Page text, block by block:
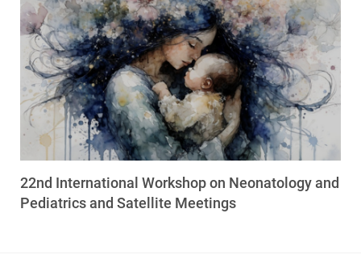
22nd International Workshop on Neonatology and
Pediatrics and Satellite Meetings